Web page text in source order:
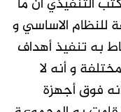
للنظام الاساسي و
به تنفيذ أهداف
و أنه لا
فوق أجهزة